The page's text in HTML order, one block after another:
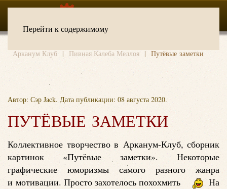
Перейти к содержимому
Арканум Клуб Пивная Калеба Меллоя Путёвые заметки
Автор: Сэр Jack. Дата публикации: 08 августа 2020.
ПУТЁВЫЕ ЗАМЕТКИ
Коллективное творчество в Арканум-Клуб, сборник
картинок «Путёвые заметки». Некоторые
графические юморизмы самого разного жанра
и мотивации. Просто захотелось похохмить
На